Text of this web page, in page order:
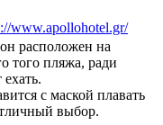
www.apollohotel.gr/
расположен на
того пляжа, ради
ехать.
с маской плавать
выбор.